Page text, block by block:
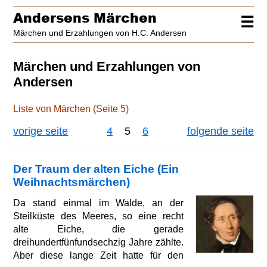
☰
Andersens Märchen
Märchen und Erzahlungen von H.C. Andersen
Märchen und Erzahlungen von
Andersen
Liste von Märchen (Seite 5)
vorige seite folgende seite
4 5 6
Der Traum der alten Eiche (Ein
Weihnachtsmärchen)
Da stand einmal im Walde, an der
Steilküste des Meeres, so eine recht
alte Eiche, die gerade
dreihundertfünfundsechzig Jahre zählte.
Aber diese lange Zeit hatte für den